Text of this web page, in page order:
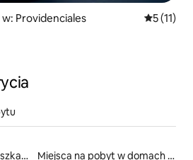
Providenciales Średnia
5 (11)
Miejsca na pobyt w mieszkaniach typu condo Miejsca na pobyt w domach przy plaży